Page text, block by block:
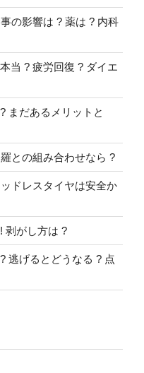
の影響は ? 薬は ? 内科
当 ? 疲労回復 ? ダイエ
まだあるメリットと
との組み合わせなら ?
ドレスタイヤは安全か
剥がし方は ?
逃げるとどうなる ? 点